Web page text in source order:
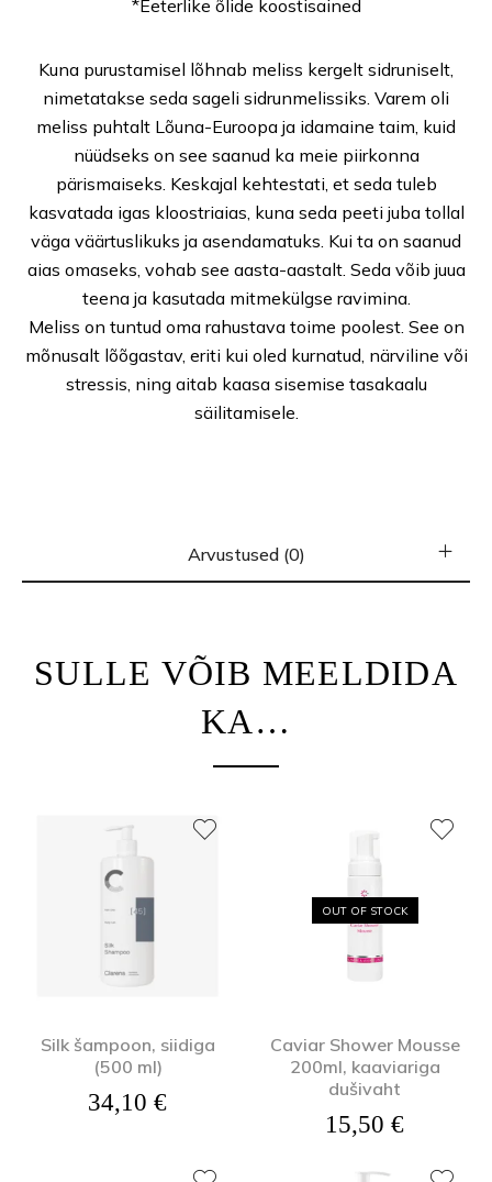
*Eeterlike õlide koostisained
Kuna purustamisel lõhnab meliss kergelt sidruniselt,
nimetatakse seda sageli sidrunmelissiks. Varem oli
meliss puhtalt Lõuna-Euroopa ja idamaine taim, kuid
nüüdseks on see saanud ka meie piirkonna
pärismaiseks. Keskajal kehtestati, et seda tuleb
kasvatada igas kloostriaias, kuna seda peeti juba tollal
väga väärtuslikuks ja asendamatuks. Kui ta on saanud
aias omaseks, vohab see aasta-aastalt. Seda võib juua
teena ja kasutada mitmekülgse ravimina.
Meliss on tuntud oma rahustava toime poolest. See on
mõnusalt lõõgastav, eriti kui oled kurnatud, närviline või
stressis, ning aitab kaasa sisemise tasakaalu
säilitamisele.
Arvustused (0)
SULLE VÕIB MEELDIDA
KA…
Silk šampoon, siidiga
(500 ml)
34,10 €
OUT OF STOCK
Caviar Shower Mousse
200ml, kaaviariga
dušivaht
15,50 €